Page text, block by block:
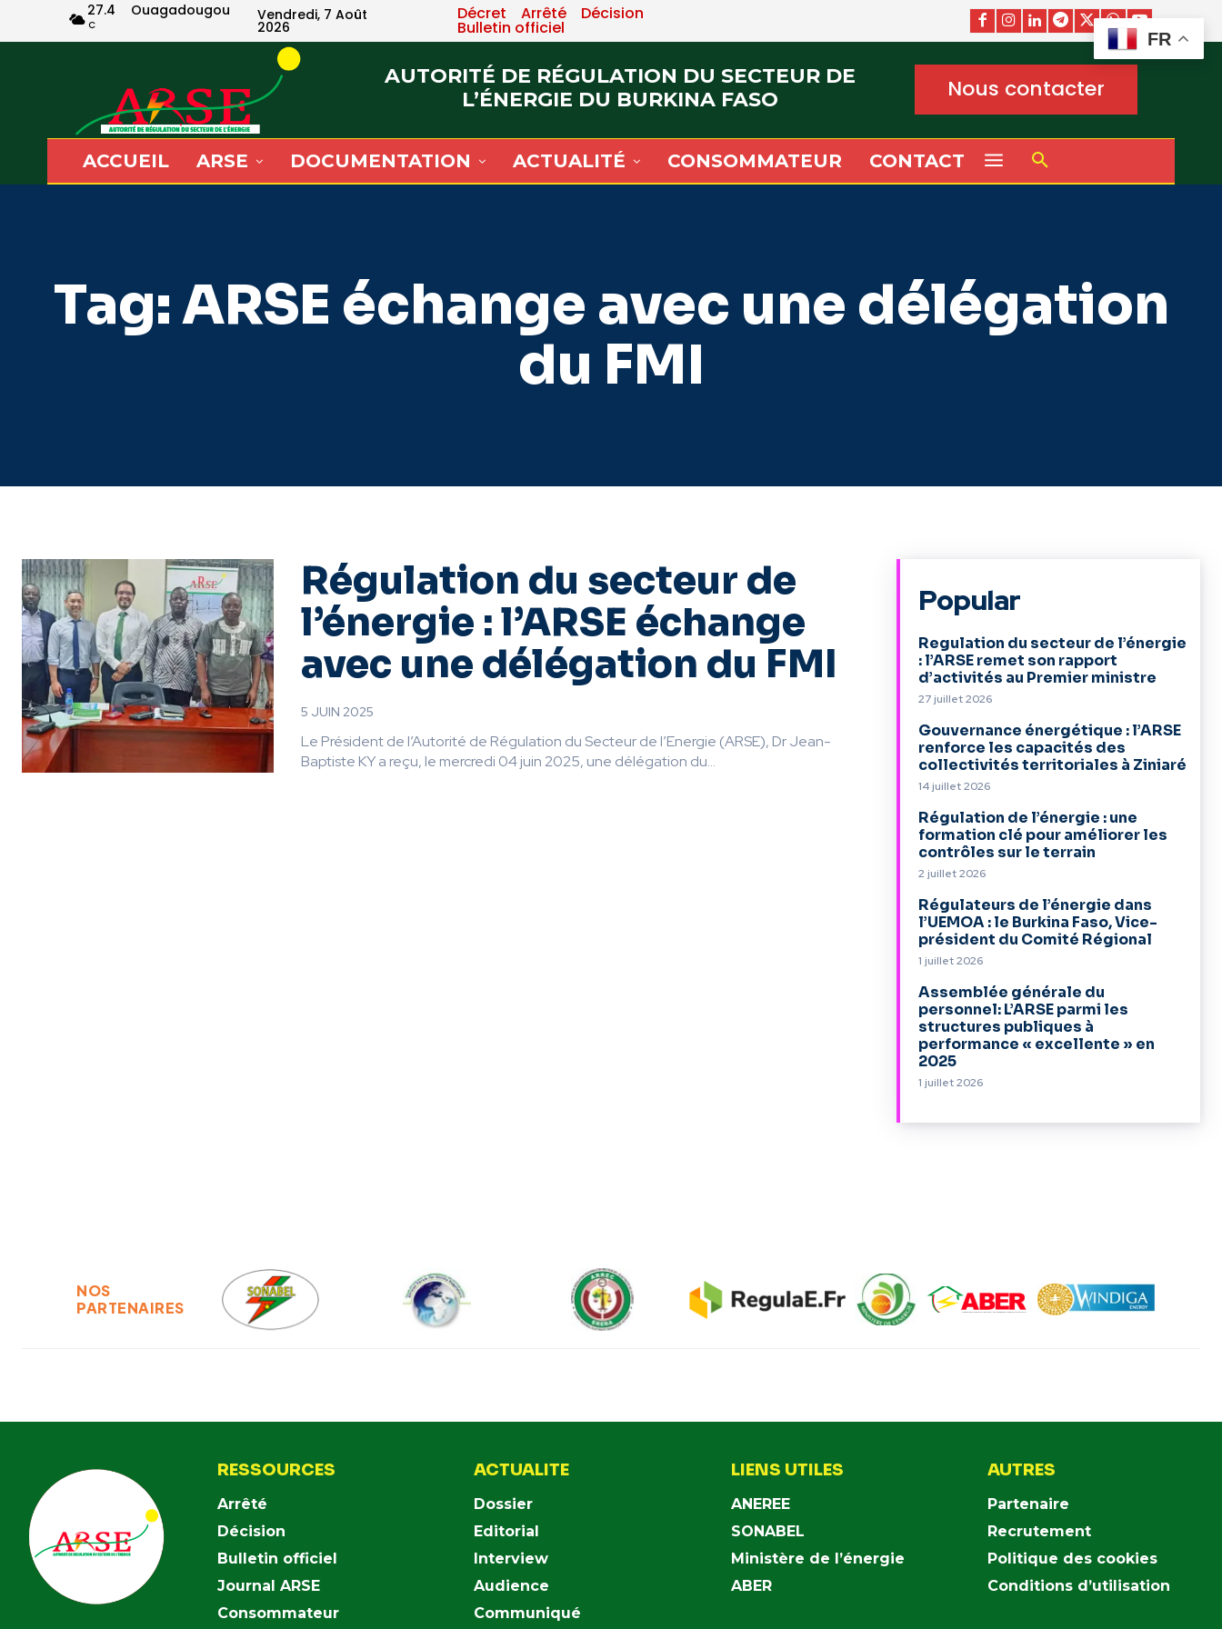
27.4
C
Ouagadougou Vendredi, 7 Août
2026
Décret Arrêté Décision
Bulletin officiel
AUTORITÉ DE RÉGULATION DU SECTEUR DE
L’ÉNERGIE DU BURKINA FASO
Nous contacter
ACCUEIL ARSE DOCUMENTATION ACTUALITÉ CONSOMMATEUR CONTACT
Tag:ARSE échange avec une délégation
du FMI
Régulation du secteur de
l’énergie : l’ARSE échange
avec une délégation du FMI
5 JUIN 2025
Le Président de l’Autorité de Régulation du Secteur de l’Energie (ARSE), Dr Jean-
Baptiste KY a reçu, le mercredi 04 juin 2025, une délégation du...
Popular
Regulation du secteur de l’énergie
: l’ARSE remet son rapport
d’activités au Premier ministre
27 juillet 2026
Gouvernance énergétique : l’ARSE
renforce les capacités des
collectivités territoriales à Ziniaré
14 juillet 2026
Régulation de l’énergie : une
formation clé pour améliorer les
contrôles sur le terrain
2 juillet 2026
Régulateurs de l’énergie dans
l’UEMOA : le Burkina Faso, Vice-
président du Comité Régional
1 juillet 2026
Assemblée générale du
personnel: L’ARSE parmi les
structures publiques à
performance « excellente » en
2025
1 juillet 2026
NOS
PARTENAIRES
RESSOURCES
Arrêté
Décision
Bulletin officiel
Journal ARSE
Consommateur
ACTUALITE
Dossier
Editorial
Interview
Audience
Communiqué
LIENS UTILES
ANEREE
SONABEL
Ministère de l’énergie
ABER
AUTRES
Partenaire
Recrutement
Politique des cookies
Conditions d’utilisation
FR